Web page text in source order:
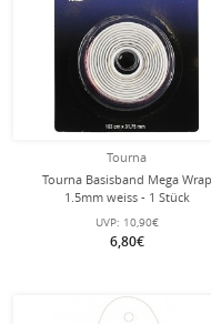
Tourna
Tourna Basisband Mega Wrap
1.5mm weiss - 1 Stück
UVP: 10,90€
6,80€